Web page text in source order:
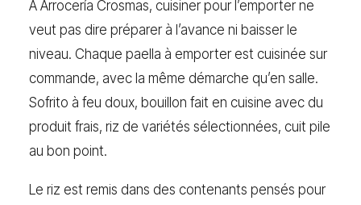
À Arrocería Crosmas, cuisiner pour l’emporter ne
veut pas dire préparer à l’avance ni baisser le
niveau. Chaque paella à emporter est cuisinée sur
commande, avec la même démarche qu’en salle.
Sofrito à feu doux, bouillon fait en cuisine avec du
produit frais, riz de variétés sélectionnées, cuit pile
au bon point.
Le riz est remis dans des contenants pensés pour